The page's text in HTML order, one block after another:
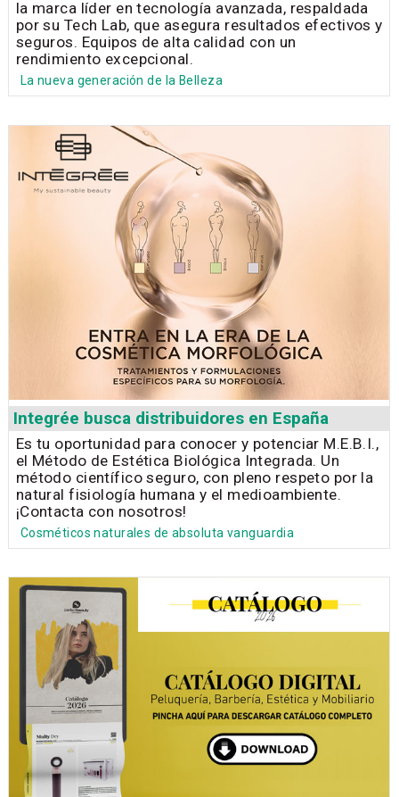
la marca líder en tecnología avanzada, respaldada
por su Tech Lab, que asegura resultados efectivos y
seguros. Equipos de alta calidad con un
rendimiento excepcional.
La nueva generación de la Belleza
Integrée busca distribuidores en España
Es tu oportunidad para conocer y potenciar M.E.B.I.,
el Método de Estética Biológica Integrada. Un
método científico seguro, con pleno respeto por la
natural fisiología humana y el medioambiente.
¡Contacta con nosotros!
Cosméticos naturales de absoluta vanguardia